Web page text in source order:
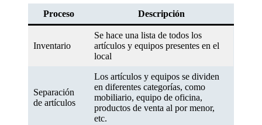
Proceso Descripción
Inventario
Se hace una lista de todos los
artículos y equipos presentes en el
local
Separación
de artículos
Los artículos y equipos se dividen
en diferentes categorías, como
mobiliario, equipo de oficina,
productos de venta al por menor,
etc.